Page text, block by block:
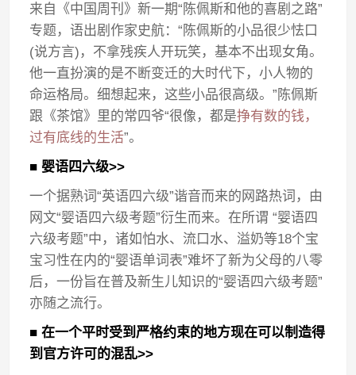
来自《中国周刊》新一期“陈佩斯和他的喜剧之路”
专题，语出剧作家史航：“陈佩斯的小品很少怯口
(说方言)，不拿残疾人开玩笑，基本不出现女角。
他一直扮演的是不断变迁的大时代下，小人物的
命运格局。细想起来，这些小品很高级。”陈佩斯
跟《茶馆》里的常四爷“很像，都是挣有数的钱，
过有底线的生活”。
■ 婴语四六级>>
一个据熟词“英语四六级”谐音而来的网路热词，由
网文“婴语四六级考题”衍生而来。在所谓 “婴语四
六级考题”中，诸如怕水、流口水、溢奶等18个宝
宝习性在内的“婴语单词表”难坏了新为父母的八零
后，一份旨在普及新生儿知识的“婴语四六级考题”
亦随之流行。
■ 在一个平时受到严格约束的地方现在可以制造得
到官方许可的混乱>>